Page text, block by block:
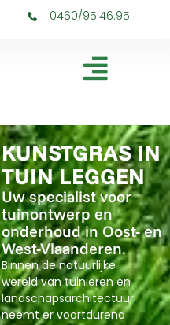
0460/95.46.95
KUNSTGRAS IN
TUIN LEGGEN
Uw specialist voor
tuinontwerp en
onderhoud in Oost- en
West-Vlaanderen.
Binnen de natuurlijke
wereld van tuinieren en
landschapsarchitectuur
neemt er voortdurend